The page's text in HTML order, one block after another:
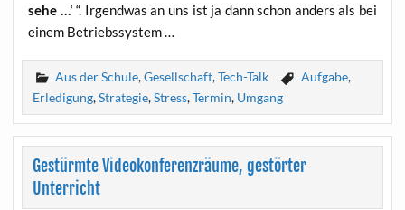
sehe …‘ “. Irgend­was an uns ist ja dann schon anders als bei
einem Betriebssystem …
Aus der Schule,Gesellschaft,Tech-Talk Aufgabe,
Erledigung,Strategie,Stress,Termin, Umgang
Gestürmte Videokonferenzräume, gestörter
Unterricht